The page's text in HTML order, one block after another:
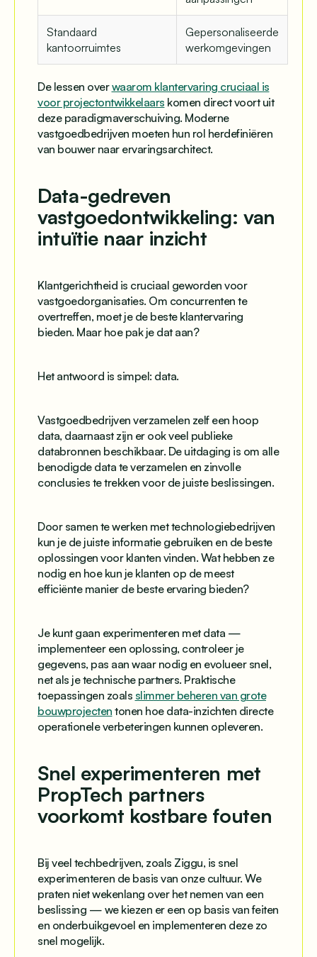
Standaard
kantoorruimtes
Gepersonaliseerde
werkomgevingen
De lessen overwaarom klantervaring cruciaal is
voor projectontwikkelaars komen direct voort uit
deze paradigmaverschuiving. Moderne
vastgoedbedrijven moeten hun rol herdefiniëren
van bouwer naar ervaringsarchitect.
Data-gedreven
vastgoedontwikkeling: van
intuïtie naar inzicht
Klantgerichtheid is cruciaal geworden voor
vastgoedorganisaties. Om concurrenten te
overtreffen, moet je de beste klantervaring
bieden. Maar hoe pak je dat aan?
Het antwoord is simpel: data.
Vastgoedbedrijven verzamelen zelf een hoop
data, daarnaast zijn er ook veel publieke
databronnen beschikbaar. De uitdaging is om alle
benodigde data te verzamelen en zinvolle
conclusies te trekken voor de juiste beslissingen.
Door samen te werken met technologiebedrijven
kun je de juiste informatie gebruiken en de beste
oplossingen voor klanten vinden. Wat hebben ze
nodig en hoe kun je klanten op de meest
efficiënte manier de beste ervaring bieden?
Je kunt gaan experimenteren met data —
implementeer een oplossing, controleer je
gegevens, pas aan waar nodig en evolueer snel,
net als je technische partners. Praktische
toepassingen zoals slimmer beheren van grote
bouwprojecten tonen hoe data-inzichten directe
operationele verbeteringen kunnen opleveren.
Snel experimenteren met
PropTech partners
voorkomt kostbare fouten
Bij veel techbedrijven, zoals Ziggu, is snel
experimenteren de basis van onze cultuur. We
praten niet wekenlang over het nemen van een
beslissing — we kiezen er een op basis van feiten
en onderbuikgevoel en implementeren deze zo
snel mogelijk.